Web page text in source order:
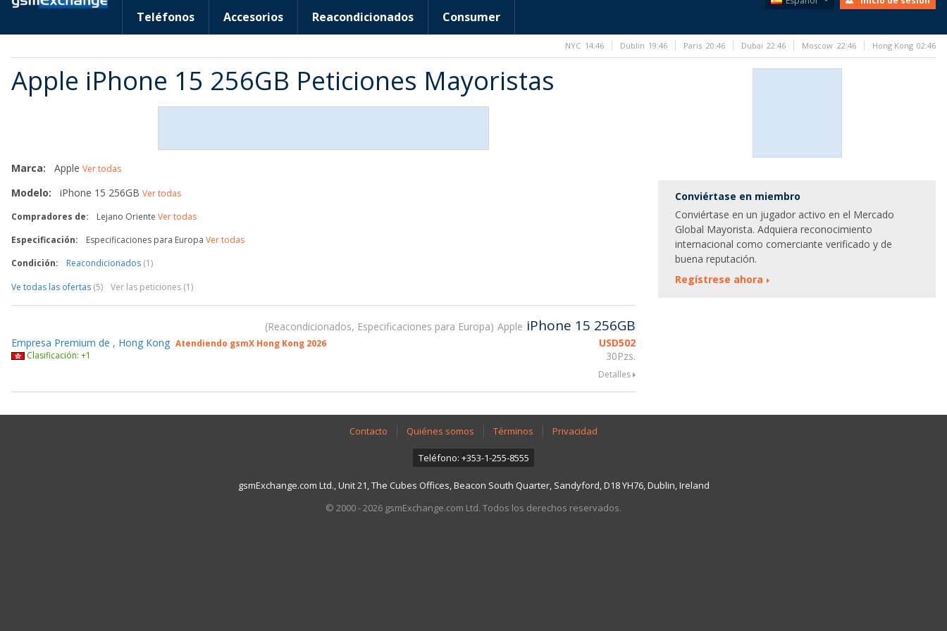
Teléfonos Accesorios Reacondicionados Consumer
Apple iPhone 15 256GB Peticiones Mayoristas
Marca: Apple Ver todas
Modelo: iPhone 15 256GB Ver todas
Compradores de:
Lejano Oriente Ver todas
Especificación:
Especificaciones para Europa Ver todas
Condición:
Reacondicionados (1)
Ve todas las ofertas (5) Ver las peticiones (1)
Reacondicionados, Especificaciones para Europa Apple iPhone 15 256GB
USD502
30Pzs.
Empresa Premium de , Hong Kong Atendiendo gsmX Hong Kong 2026
Clasificación: +1
Detalles
Conviértase en miembro
Conviértase en un jugador activo en el Mercado
Global Mayorista. Adquiera reconocimiento
internacional como comerciante verificado y de
buena reputación.
Regístrese ahora
Contacto Quiénes somos Términos Privacidad
Teléfono: +353-1-255-8555
gsmExchange.com Ltd., Unit 21, The Cubes Offices, Beacon South Quarter, Sandyford, D18 YH76, Dublin, Ireland
© 2000 - 2026 gsmExchange.com Ltd. Todos los derechos reservados.
NYC 14:46 Dublin 19:46 Paris 20:46 Dubai 22:46 Moscow 22:46 Hong Kong 02:46